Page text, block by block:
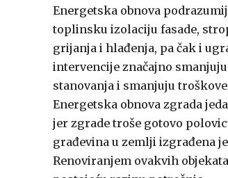
Energetska obnova
toplinsku izolaciju fasade,
grijanja i hlađenja, pa čak i
intervencije značajno
stanovanja i smanjuju
Energetska obnova zgrada
jer zgrade troše gotovo
građevina u zemlji izgrađena
Renoviranjem ovakvih